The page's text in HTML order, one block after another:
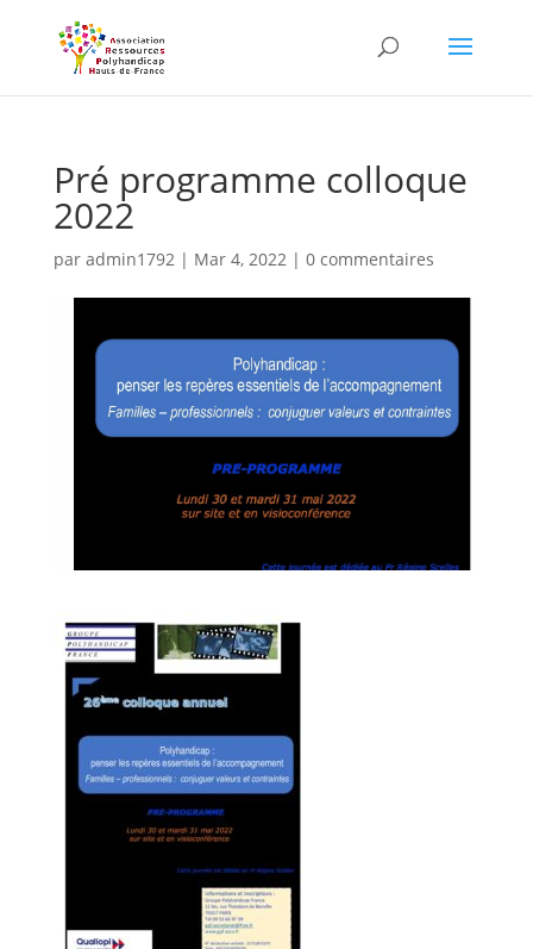
content
Pré programme colloque
2022
par admin1792| Mar 4, 2022| 0 commentaires